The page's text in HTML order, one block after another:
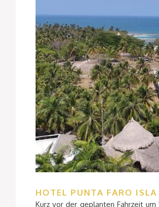
HOTEL PUNTA FARO
Kurz vor der geplanten Fahrzeit um